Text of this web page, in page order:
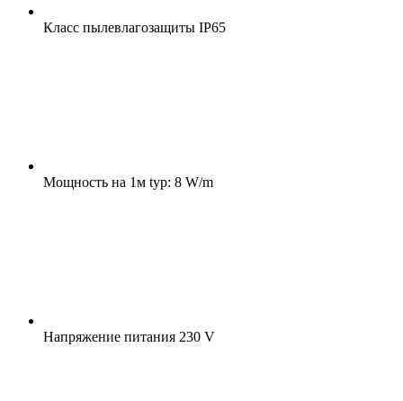
Класс пылевлагозащиты IP65
Мощность на 1м typ: 8 W/m
Напряжение питания 230 V